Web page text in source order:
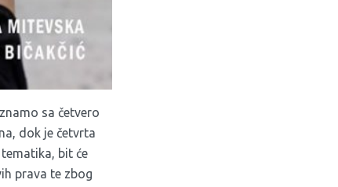
sa četvero
dok je četvrta
bit će
prava te zbog